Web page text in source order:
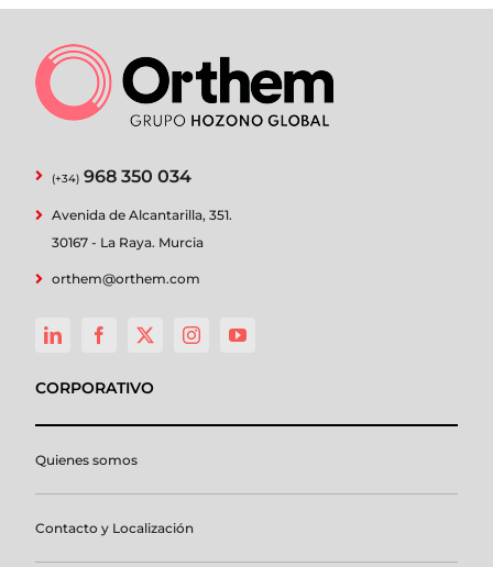
(+34) 968 350 034
Avenida de Alcantarilla, 351.
30167 - La Raya. Murcia
orthem@orthem.com
CORPORATIVO
Quienes somos
Contacto y Localización